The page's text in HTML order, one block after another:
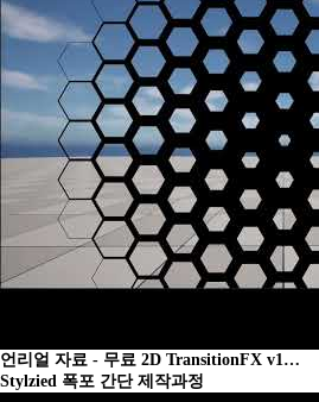
언리얼 자료 - 무료 2D TransitionFX v1…
Stylzied 폭포 간단 제작과정